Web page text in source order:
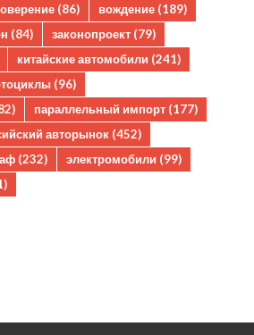
(86) вождение (189)
(84) законопроект (79)
китайские автомобили (241)
(96)
параллельный импорт (177)
авторынок (452)
(232) электромобили (99)